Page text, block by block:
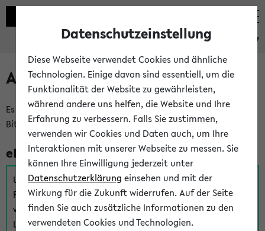
eKVV
Anmeldung am eKVV
Es gibt mehrere Möglichkeiten zur Anmeldung am eKVV.
Bitte wählen Sie die für Sie richtige aus:
eKVV für Studierende
Um sich einen Stundenplan zu erstellen und alle weiteren
Funktionen des eKVVs für Studierende zu nutzen,
verwenden Sie diesen Link zur Anmeldung über Ihr Uni
Login:
Datenschutzeinstellung
Diese Webseite verwendet Cookies und ähnliche
Technologien. Einige davon sind essentiell, um die
Funktionalität der Website zu gewährleisten,
während andere uns helfen, die Website und Ihre
Erfahrung zu verbessern. Falls Sie zustimmen,
verwenden wir Cookies und Daten auch, um Ihre
Interaktionen mit unserer Webseite zu messen. Sie
können Ihre Einwilligung jederzeit unter
Datenschutzerklärung einsehen und mit der
Wirkung für die Zukunft widerrufen. Auf der Seite
finden Sie auch zusätzliche Informationen zu den
verwendeten Cookies und Technologien.